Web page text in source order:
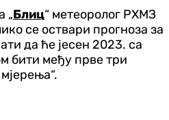
„Блиц“ метеоролог РХМЗ
се оствари прогноза за
да ће јесен 2023. са
бити међу прве три